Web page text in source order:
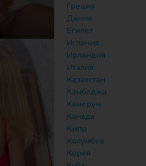
Греция
Дания
Египет
Испания
Ирландия
Италия
Казахстан
Камбоджа
Камерун
Канада
Кипр
Колумбия
Корея